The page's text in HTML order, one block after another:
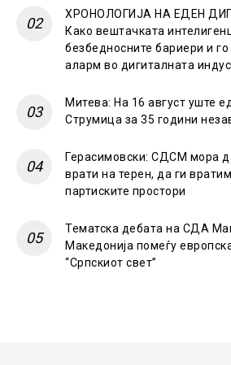
ХРОНОЛОГИЈА НА ЕДЕН
Како вештачката
безбедносните бариери и
аларм во дигиталната
Митева: На 16 август уште
Струмица за 35 години
Герасимовски: СДСМ мора
врати на терен, да ги
партиските простори
Тематска дебата на СДА
Македонија помеѓу
“Српскиот свет”